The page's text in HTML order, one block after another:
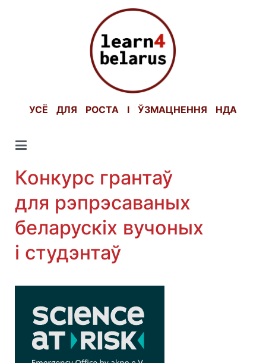
УСЁ ДЛЯ РОСТА І ЎЗМАЦНЕННЯ НДА
Конкурс грантаў
для рэпрэсаваных
беларускіх вучоных
і студэнтаў